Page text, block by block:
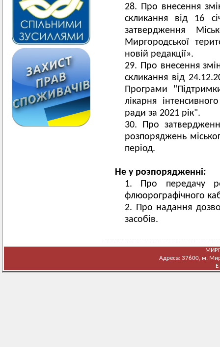
Про внесення
скликання від
затвердження
Миргородської
новій редакції».
Про внесення
скликання від
Програми
лікарня
ради за 2021 рік".
Про
розпоряджень
період.
Не у розпорядженні:
Про передачу
флюорографічного
Про надання
засобів.
Адреса: 37600, м.